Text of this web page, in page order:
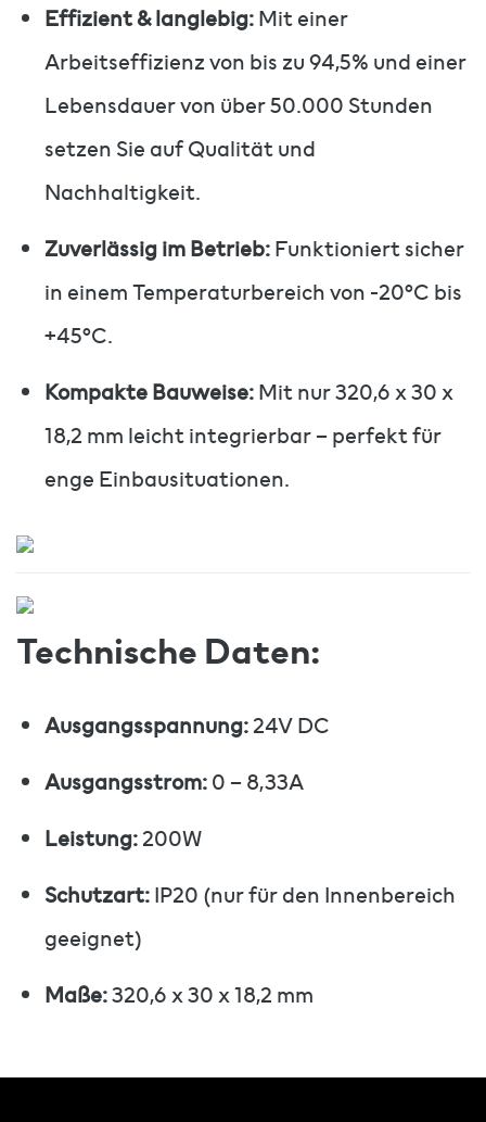
Effizient & langlebig:Mit einer
Arbeitseffizienz von bis zu 94,5% und einer
Lebensdauer von über 50.000 Stunden
setzen Sie auf Qualität und
Nachhaltigkeit.
Zuverlässig im Betrieb:Funktioniert sicher
in einem Temperaturbereich von -20°C bis
+45°C.
Kompakte Bauweise:Mit nur 320,6 x 30 x
18,2 mm leicht integrierbar – perfekt für
enge Einbausituationen.
Technische Daten:
Ausgangsspannung:24V DC
Ausgangsstrom:0 – 8,33A
Leistung:200W
Schutzart:IP20 (nur für den Innenbereich
geeignet)
Maße:320,6 x 30 x 18,2 mm